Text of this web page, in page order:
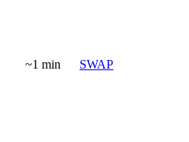
~1 min SWAP